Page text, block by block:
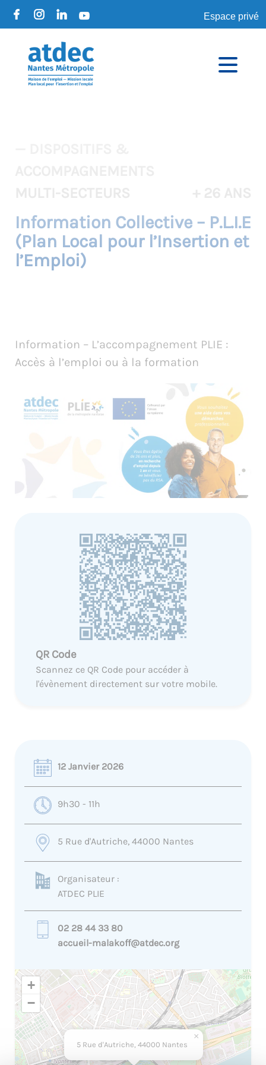
Espace privé
Information Collective – P.L.I.E
(Plan Local pour l’Insertion et
l’Emploi)
Information – L’accompagnement PLIE :
Accès à l’emploi ou à la formation
QR Code
Scannez ce QR Code pour accéder à
l'évènement directement sur votre mobile.
12 Janvier 2026
9h30 - 11h
5 Rue d'Autriche, 44000 Nantes
Organisateur :
ATDEC PLIE
02 28 44 33 80
accueil-malakoff@atdec.org
5 Rue d'Autriche, 44000 Nantes
×
+
−